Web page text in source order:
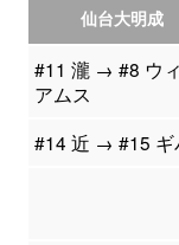
仙台大明成
#11 瀧 → #8 ウ
アムス
#14 近 → #15 ギ